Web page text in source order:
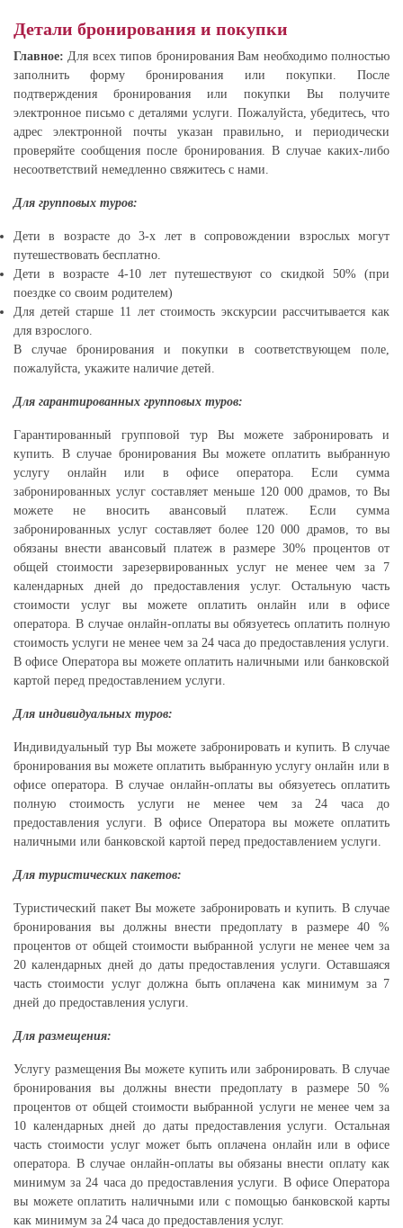
Детали бронирования и покупки
Главное: Для всех типов бронирования Вам необходимо полностью
заполнить форму бронирования или покупки. После
подтверждения бронирования или покупки Вы получите
электронное письмо с деталями услуги. Пожалуйста, убедитесь, что
адрес электронной почты указан правильно, и периодически
проверяйте сообщения после бронирования. В случае каких-либо
несоответствий немедленно свяжитесь с нами.
Для групповых туров:
Дети в возрасте до 3-х лет в сопровождении взрослых могут
путешествовать бесплатно.
Дети в возрасте 4-10 лет путешествуют со скидкой 50% (при
поездке со своим родителем)
Для детей старше 11 лет стоимость экскурсии рассчитывается как
для взрослого.
В случае бронирования и покупки в соответствующем поле,
пожалуйста, укажите наличие детей.
Для гарантированных групповых туров:
Гарантированный групповой тур Вы можете забронировать и
купить. В случае бронирования Вы можете оплатить выбранную
услугу онлайн или в офисе оператора. Если сумма
забронированных услуг составляет меньше 120 000 драмов, то Вы
можете не вносить авансовый платеж. Если сумма
забронированных услуг составляет более 120 000 драмов, то вы
обязаны внести авансовый платеж в размере 30% процентов от
общей стоимости зарезервированных услуг не менее чем за 7
календарных дней до предоставления услуг. Остальную часть
стоимости услуг вы можете оплатить онлайн или в офисе
оператора. В случае онлайн-оплаты вы обязуетесь оплатить полную
стоимость услуги не менее чем за 24 часа до предоставления услуги.
В офисе Оператора вы можете оплатить наличными или банковской
картой перед предоставлением услуги.
Для индивидуальных туров:
Индивидуальный тур Вы можете забронировать и купить. В случае
бронирования вы можете оплатить выбранную услугу онлайн или в
офисе оператора. В случае онлайн-оплаты вы обязуетесь оплатить
полную стоимость услуги не менее чем за 24 часа до
предоставления услуги. В офисе Оператора вы можете оплатить
наличными или банковской картой перед предоставлением услуги.
Для туристических пакетов:
Туристический пакет Вы можете забронировать и купить. В случае
бронирования вы должны внести предоплату в размере 40 %
процентов от общей стоимости выбранной услуги не менее чем за
20 календарных дней до даты предоставления услуги. Оставшаяся
часть стоимости услуг должна быть оплачена как минимум за 7
дней до предоставления услуги.
Для размещения:
Услугу размещения Вы можете купить или забронировать. В случае
бронирования вы должны внести предоплату в размере 50 %
процентов от общей стоимости выбранной услуги не менее чем за
10 календарных дней до даты предоставления услуги. Остальная
часть стоимости услуг может быть оплачена онлайн или в офисе
оператора. В случае онлайн-оплаты вы обязаны внести оплату как
минимум за 24 часа до предоставления услуги. В офисе Оператора
вы можете оплатить наличными или с помощью банковской карты
как минимум за 24 часа до предоставления услуг.